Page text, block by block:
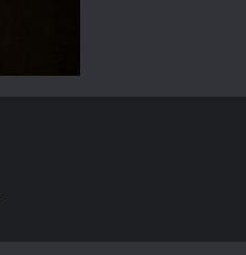
zależne od
zamków czy